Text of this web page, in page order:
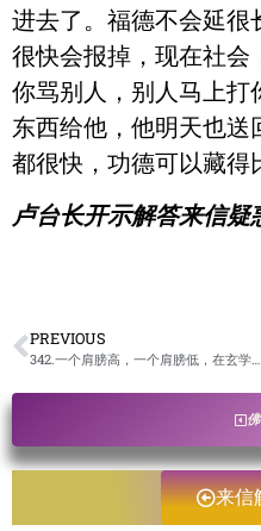
进去了。福德不会延很
很快会报掉，现在社会
你骂别人，别人马上打
东西给他，他明天也送
都很快，功德可以藏得
卢台长开示解答来信疑
PREVIOUS
来信